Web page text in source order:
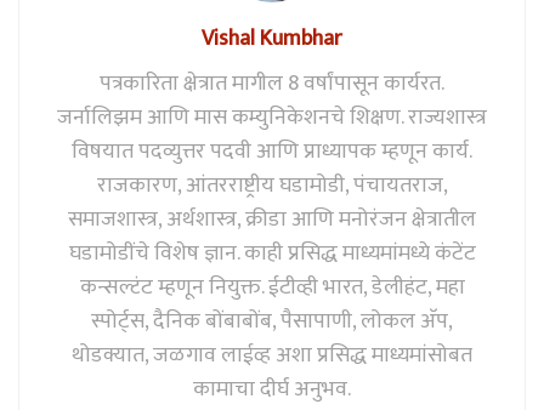
Vishal Kumbhar
पत्रकारिता क्षेत्रात मागील 8 वर्षांपासून कार्यरत.
जर्नालिझम आणि मास कम्युनिकेशनचे शिक्षण. राज्यशास्त्र
विषयात पदव्युत्तर पदवी आणि प्राध्यापक म्हणून कार्य.
राजकारण, आंतरराष्ट्रीय घडामोडी, पंचायतराज,
समाजशास्त्र, अर्थशास्त्र, क्रीडा आणि मनोरंजन क्षेत्रातील
घडामोडींचे विशेष ज्ञान. काही प्रसिद्ध माध्यमांमध्ये कंटेंट
कन्सल्टंट म्हणून नियुक्त. ईटीव्ही भारत, डेलीहंट, महा
स्पोर्ट्स, दैनिक बोंबाबोंब, पैसापाणी, लोकल अ‍ॅप,
थोडक्यात, जळगाव लाईव्ह अशा प्रसिद्ध माध्यमांसोबत
कामाचा दीर्घ अनुभव.